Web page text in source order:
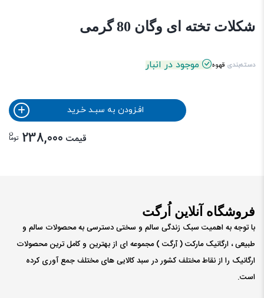
شکلات تخته ای وگان 80 گرمی
دسته‌بندی قهوه موجود در انبار
افـزودن به سبـد خـرید
قیمت 238,000 توما
ن
فروشگاه آنلاین اُرگت
با توجه به اهمیت سبک زندگی سالم و سختی دسترسی به محصولات سالم و
طبیعی ، ارگانیک مارکت ( ٱرگت ) مجموعه ای از بهترین و کامل ترین محصولات
ارگانیک را از نقاط مختلف کشور در سبد کالایی های مختلف جمع آوری کرده
است.